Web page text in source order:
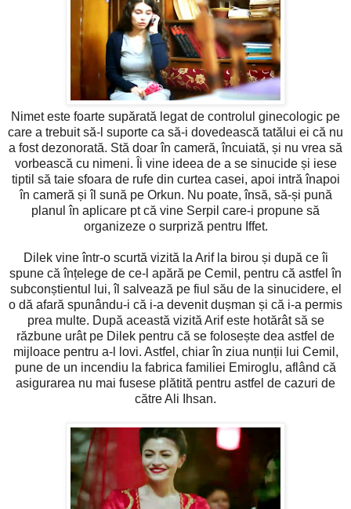
Nimet este foarte supărată legat de controlul ginecologic pe
care a trebuit să-l suporte ca să-i dovedească tatălui ei că nu
a fost dezonorată. Stă doar în cameră, încuiată, și nu vrea să
vorbească cu nimeni. Îi vine ideea de a se sinucide și iese
tiptil să taie sfoara de rufe din curtea casei, apoi intră înapoi
în cameră și îl sună pe Orkun. Nu poate, însă, să-și pună
planul în aplicare pt că vine Serpil care-i propune să
organizeze o surpriză pentru Iffet.
Dilek vine într-o scurtă vizită la Arif la birou și după ce îi
spune că înțelege de ce-l apără pe Cemil, pentru că astfel în
subconștientul lui, îl salvează pe fiul său de la sinucidere, el
o dă afară spunându-i că i-a devenit dușman și că i-a permis
prea multe. După această vizită Arif este hotărât să se
răzbune urât pe Dilek pentru că se folosește dea astfel de
mijloace pentru a-l lovi. Astfel, chiar în ziua nunții lui Cemil,
pune de un incendiu la fabrica familiei Emiroglu, aflând că
asigurarea nu mai fusese plătită pentru astfel de cazuri de
către Ali Ihsan.